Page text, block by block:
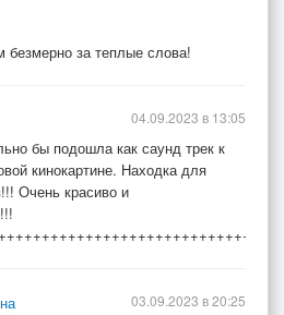
мать,
Стефашина
безмерно за теплые слова!
бы подошла как саунд трек к
кинокартине. Находка для
Очень красиво и
04.09.2023 в 13:05
03.09.2023 в 20:25